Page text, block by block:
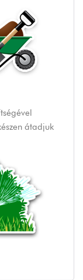
átadjuk